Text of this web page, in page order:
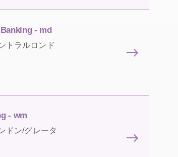
- md
トラルロンド
- wm
ドン/グレータ